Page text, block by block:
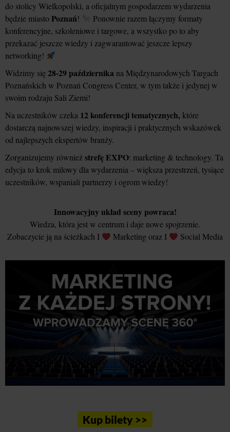
do stolicy Wielkopolski, a oficjalnym gospodarzem wydarzenia
będzie miasto Poznań!
Ponownie razem łączymy formaty
konferencyjne, szkoleniowe i targowe, a wszystko po to aby
przekazać jeszcze wiedzy i zagwarantować jeszcze lepszy
networking!
Widzimy się28-29 października na Międzynarodowych Targach
Poznańskich w Poznań Congress Center, w tym także i jedynej w
swoim rodzaju Sali Ziemi!
Na uczestników czeka 12 konferencji tematycznych, które
dostarczą najnowszej wiedzy, inspiracji i praktycznych wskazówek
od najlepszych ekspertów branży.
Zorganizujemy równieżstrefę EXPO: marketing & technology. Ta
edycja to krok milowy dla wydarzenia – większa przestrzeń, tysiące
uczestników, wspaniali partnerzy i ogrom wiedzy!
Innowacyjny układ sceny powraca!
Wiedza, która jest w centrum i daje nowe spojrzenie.
Zobaczycie ją na ścieżkach I
Marketing oraz I Social Media
Kup bilety >>